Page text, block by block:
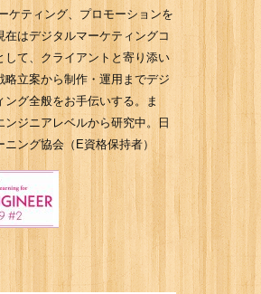
ケティング、プロモーションを
在はデジタルマーケティングコ
して、クライアントと寄り添い
略立案から制作・運用までデジ
ング全般をお手伝いする。ま
ンジニアレベルから研究中。日
ニング協会（E資格保持者）